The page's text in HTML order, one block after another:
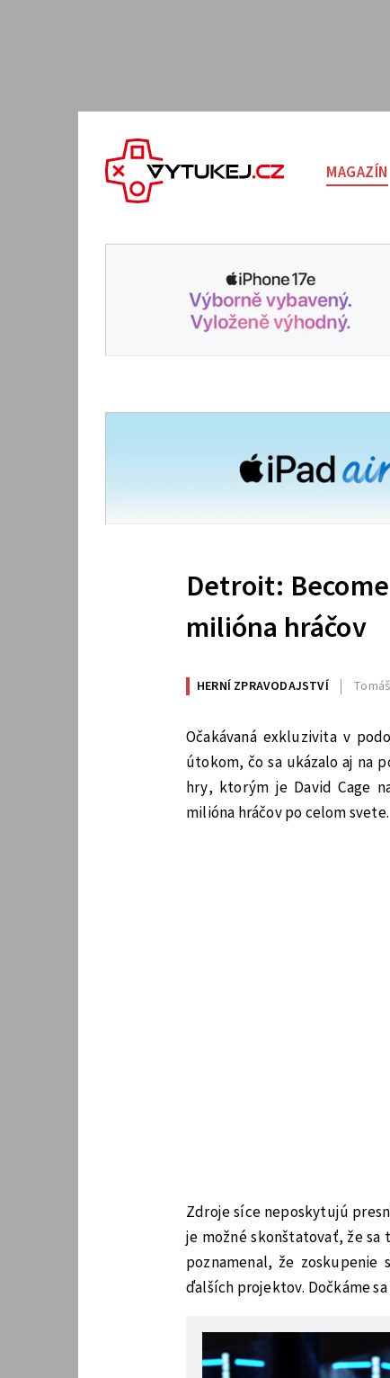
MAGAZÍN
Detroit:
milióna hráčov
HERNÍ ZPRAVODAJSTVÍ
Očakávaná exkluzivita v
útokom, čo sa ukázalo aj na
hry, ktorým je David Cage
milióna hráčov po celom svete.
Zdroje síce neposkytujú
je možné skonštatovať, že sa
poznamenal, že
ďalších projektov. Dočkáme